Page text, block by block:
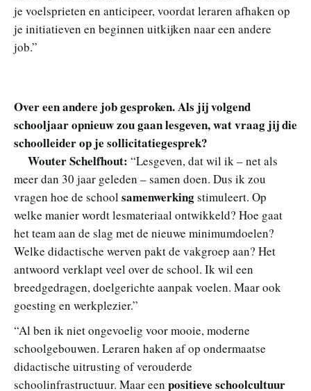
je voelsprieten en anticipeer, voordat leraren afhaken op
je initiatieven en beginnen uitkijken naar een andere
job.”
Over een andere job gesproken. Als jij volgend
schooljaar opnieuw zou gaan lesgeven, wat vraag jij die
schoolleider op je sollicitatiegesprek?
Wouter Schelfhout: “Lesgeven, dat wil ik – net als
meer dan 30 jaar geleden – samen doen. Dus ik zou
vragen hoe de school samenwerkingstimuleert. Op
welke manier wordt lesmateriaal ontwikkeld? Hoe gaat
het team aan de slag met de nieuwe minimumdoelen?
Welke didactische werven pakt de vakgroep aan? Het
antwoord verklapt veel over de school. Ik wil een
breedgedragen, doelgerichte aanpak voelen. Maar ook
goesting en werkplezier.”
“Al ben ik niet ongevoelig voor mooie, moderne
schoolgebouwen. Leraren haken af op ondermaatse
didactische uitrusting of verouderde
schoolinfrastructuur. Maar een positieve schoolcultuur